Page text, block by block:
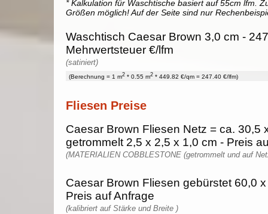
* Kalkulation für Waschtische basiert auf 55cm lfm.
Größen möglich! Auf der Seite sind nur
Waschtisch Caesar Brown 3,0 cm -
Mehrwertsteuer €/lfm
(satiniert)
(Berechnung = 1 m2 * 0.55 m2 * 449.82 €/qm = 247.40 €/lfm)
Fliesen Preise
Caesar Brown Fliesen Netz = ca. 30,5
getrommelt 2,5 x 2,5 x 1,0 cm - Preis
(MATERIALIEN COBBLESTONE (getrommelt und auf
Caesar Brown Fliesen gebürstet 60,0
Preis auf Anfrage
(kalibriert auf Stärke und Breite )